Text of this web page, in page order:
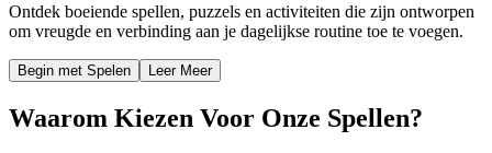
Ontdek boeiende spellen, puzzels en activiteiten die zijn ontworpen
om vreugde en verbinding aan je dagelijkse routine toe te voegen.
Begin met Spelen Leer Meer
Waarom Kiezen Voor Onze Spellen?